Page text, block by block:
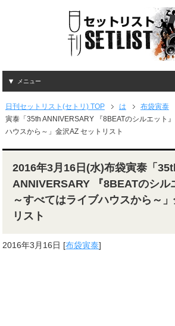
メニュー
日刊セットリスト(セトリ) TOP は 布袋寅泰
寅泰「35th ANNIVERSARY 『8BEATのシルエット
ハウスから～」金沢AZ セットリスト
2016年3月16日(水)布袋寅泰「
ANNIVERSARY 『8BEATのシル
～すべてはライブハウスから～
リスト
2016年3月16日 [布袋寅泰]